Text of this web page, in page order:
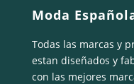
Moda
Todas las marcas y
estan diseñados y
con las mejores